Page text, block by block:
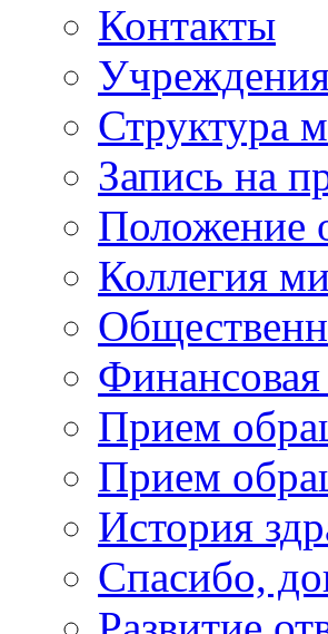
Контакты
Структура
Запись на
Положение
Коллегия
Финансовая
Прием
Прием
История
Спасибо,